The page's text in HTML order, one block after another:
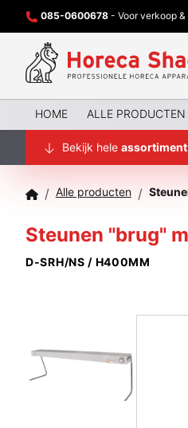
085-0600678 - Voor verkoop
HOME ALLE PRODUCTEN
Bekijk hele assortiment
/ Alle producten /
Steunen "brug"
D-SRH/NS / H400MM